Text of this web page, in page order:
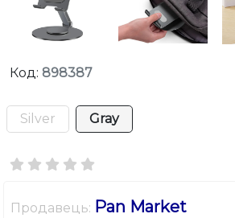
Код: 898387
Silver Gray
Продавець: Pan Market